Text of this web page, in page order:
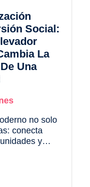
Social:
La
Una
no solo
conecta
y